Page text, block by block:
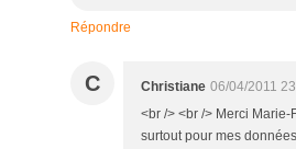
Répondre
C Christiane 06/04/2011
<br /> <br /> Merci
surtout pour mes